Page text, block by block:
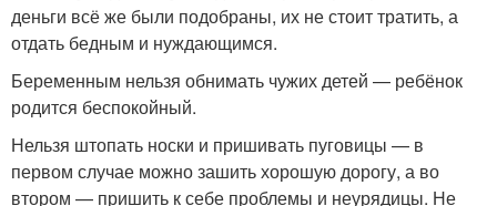
деньги всё же были подобраны, их не стоит тратить, а
отдать бедным и нуждающимся.
Беременным нельзя обнимать чужих детей — ребёнок
родится беспокойный.
Нельзя штопать носки и пришивать пуговицы — в
первом случае можно зашить хорошую дорогу, а во
втором — пришить к себе проблемы и неурядицы. Не